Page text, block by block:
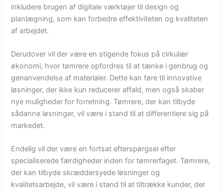
inkludere brugen af digitale værktøjer til design og
planlægning, som kan forbedre effektiviteten og kvaliteten
af arbejdet.
Derudover vil der være en stigende fokus på cirkulær
økonomi, hvor tømrere opfordres til at tænke i genbrug og
genanvendelse af materialer. Dette kan føre til innovative
løsninger, der ikke kun reducerer affald, men også skaber
nye muligheder for forretning. Tømrere, der kan tilbyde
sådanne løsninger, vil være i stand til at differentiere sig på
markedet.
Endelig vil der være en fortsat efterspørgsel efter
specialiserede færdigheder inden for tømrerfaget. Tømrere,
der kan tilbyde skræddersyede løsninger og
kvalitetsarbejde, vil være i stand til at tiltrække kunder, der